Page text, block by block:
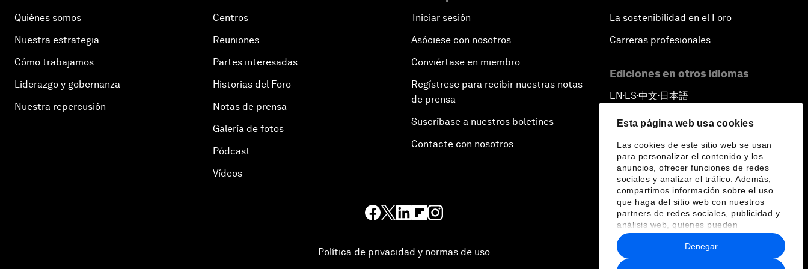
Esta página web usa cookies
Las cookies de este sitio web se usan
para personalizar el contenido y los
anuncios, ofrecer funciones de redes
sociales y analizar el tráfico. Además,
compartimos información sobre el uso
que haga del sitio web con nuestros
partners de redes sociales, publicidad y
análisis web, quienes pueden
combinarla con otra información que les
haya proporcionado o que hayan
recopilado a partir del uso que haya
Denegar
Quiénes somos
Nuestra estrategia
Cómo trabajamos
Liderazgo y gobernanza
Nuestra repercusión
Centros
Reuniones
Partes interesadas
Historias del Foro
Notas de prensa
Galería de fotos
Pódcast
Vídeos
Iniciar sesión
Asóciese con nosotros
Conviértase en miembro
Regístrese para recibir nuestras notas
de prensa
Suscríbase a nuestros boletines
Contacte con nosotros
La sostenibilidad en el Foro
Carreras profesionales
Ediciones en otros idiomas
EN ▪ ES▪中文▪ 日本語
Política de privacidad y normas de uso